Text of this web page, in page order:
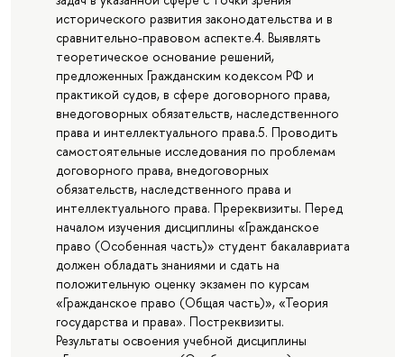
исторического развития законодательства и в
сравнительно-правовом аспекте.4. Выявлять
теоретическое основание решений,
предложенных Гражданским кодексом РФ и
практикой судов, в сфере договорного права,
внедоговорных обязательств, наследственного
права и интеллектуального права.5. Проводить
самостоятельные исследования по проблемам
договорного права, внедоговорных
обязательств, наследственного права и
интеллектуального права. Пререквизиты. Перед
началом изучения дисциплины «Гражданское
право (Особенная часть)» студент бакалавриата
должен обладать знаниями и сдать на
положительную оценку экзамен по курсам
«Гражданское право (Общая часть)», «Теория
государства и права». Постреквизиты.
Результаты освоения учебной дисциплины